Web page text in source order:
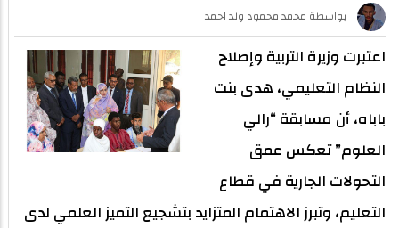
بواسطة محمد محمود ولد احمد
اعتبرت وزيرة التربية وإصلاح
النظام التعليمي، هدى بنت
باباه، أن مسابقة “رالي
العلوم” تعكس عمق
التحولات الجارية في قطاع
التعليم، وتبرز الاهتمام المتزايد بتشجيع التميز العلمي لدى